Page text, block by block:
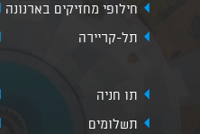
חילופי מחזיקים בארנונה
תל-קריירה
תו חניה
תשלומים